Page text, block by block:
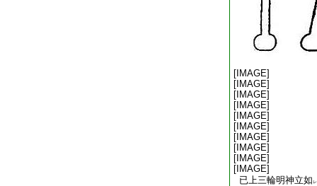
[IMAGE]
[IMAGE]
[IMAGE]
[IMAGE]
[IMAGE]
[IMAGE]
[IMAGE]
[IMAGE]
[IMAGE]
[IMAGE]
已上三輪明神立如 レ